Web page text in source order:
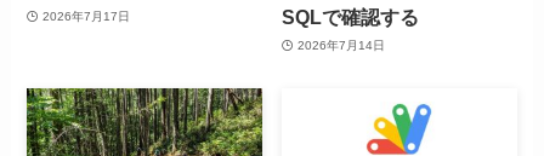
2026年7月17日
SQLで確認する
2026年7月14日